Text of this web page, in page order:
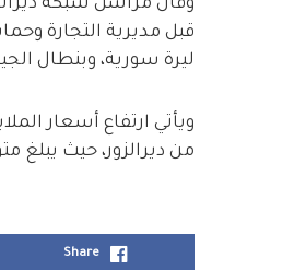
ليرة سورية، وبنطال الجينز لنحو 18 ألف ليرة سورية، وقميص
ويأتي ارتفاع أسعار
من ديرالزور، حيث يبلغ متوسط دخل الفرد حوالي
Share